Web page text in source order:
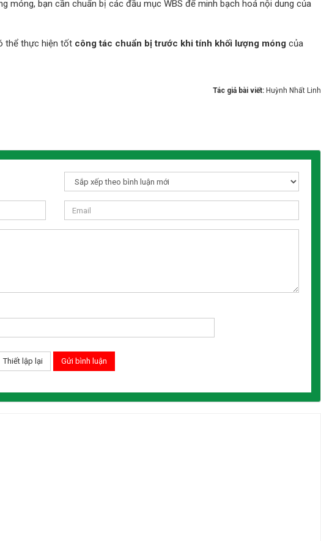
móng, bạn cần chuẩn bị các đầu mục WBS để minh bạch hoá nội dung của
thể thực hiện tốt công tác chuẩn bị trước khi tính khối lượng móng của
Tác giả bài viết: Huỳnh Nhất Linh